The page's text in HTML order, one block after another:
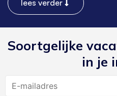
lees verder
Soortgelijke
in je